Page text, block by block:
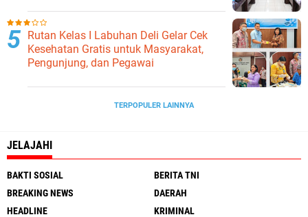
Ketahanan Pangan
Rutan Kelas I Labuhan Deli Gelar Cek
Kesehatan Gratis untuk Masyarakat,
Pengunjung, dan Pegawai
TERPOPULER LAINNYA
JELAJAHI
BAKTI SOSIAL
BERITA TNI
BREAKING NEWS
DAERAH
HEADLINE
KRIMINAL